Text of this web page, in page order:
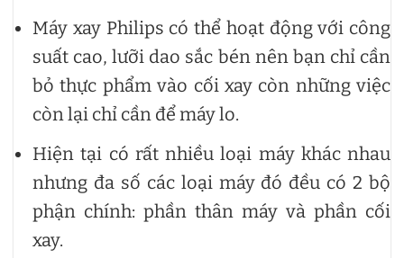
Máy xay Philips có thể hoạt động với công
suất cao, lưỡi dao sắc bén nên bạn chỉ cần
bỏ thực phẩm vào cối xay còn những việc
còn lại chỉ cần để máy lo.
Hiện tại có rất nhiều loại máy khác nhau
nhưng đa số các loại máy đó đều có 2 bộ
phận chính: phần thân máy và phần cối
xay.